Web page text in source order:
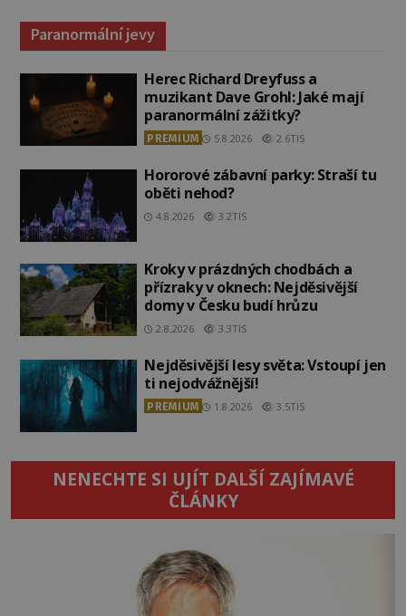
Paranormální jevy
Herec Richard Dreyfuss a
muzikant Dave Grohl: Jaké mají
paranormální zážitky?
PREMIUM 5.8.2026 2.6TIS
Hororové zábavní parky: Straší tu
oběti nehod?
4.8.2026 3.2TIS
Kroky v prázdných chodbách a
přízraky v oknech: Nejděsivější
domy v Česku budí hrůzu
2.8.2026 3.3TIS
Nejděsivější lesy světa: Vstoupí jen
ti nejodvážnější!
PREMIUM 1.8.2026 3.5TIS
NENECHTE SI UJÍT DALŠÍ ZAJÍMAVÉ
ČLÁNKY